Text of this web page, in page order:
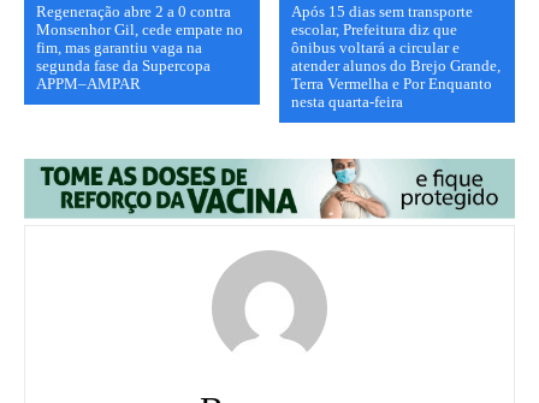
Regeneração abre 2 a 0 contra
Monsenhor Gil, cede empate no
fim, mas garantiu vaga na
segunda fase da Supercopa
APPM–AMPAR
Após 15 dias sem transporte
escolar, Prefeitura diz que
ônibus voltará a circular e
atender alunos do Brejo Grande,
Terra Vermelha e Por Enquanto
nesta quarta-feira